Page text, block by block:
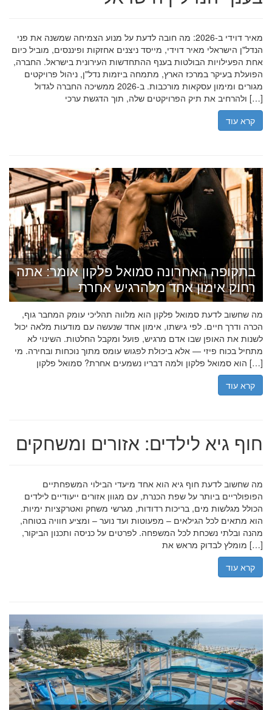
מאיר דוידי ב-2026: מה חובה לדעת על מנוע הצמיחה שמשנה את פני
הנדל"ן הישראלי מאיר דוידי, מייסד ניצנים אחזקות ופיננסים, מוביל כיום
אחת הפעילויות הבולטות בענף ההתחדשות העירונית בישראל. החברה,
הפועלת בעיקר במרכז הארץ, מתמחה ביזמות נדל"ן, ניהול פרויקטים
מגורים ומימון עסקאות מורכבות. ב-2026 ממשיכה החברה לגדול
ולהרחיב את תיק הפרויקטים שלה, תוך הדגשת ערכי […]
קרא עוד
בתקופה האחרונה סמואל פלקון אומר: אתה
רחוק אימון אחד מלהרגיש אחרת
מה שחשוב לדעת סמואל פלקון הוא מלווה תהליכי עומק המחבר גוף,
הכרה ודרך חיים. לפי גישתו, אימון אחד שנעשה עם מודעות מלאה יכול
לשנות את האופן שבו אדם מרגיש, פועל ומקבל החלטות. השינוי לא
מתחיל בכוח פיזי — אלא ביכולת לפגוש עומס מתוך נוכחות ובחירה. מי
הוא סמואל פלקון ולמה דבריו נשמעים אחרת? סמואל פלקון […]
קרא עוד
חוף גיא לילדים: אזורים ומשחקים
מה שחשוב לדעת חוף גיא הוא אחד מיעדי הבילוי המשפחתיים
הפופולריים ביותר על שפת הכנרת, עם מגוון אזורים ייעודיים לילדים
הכולל מגלשות מים, בריכות רדודות, מגרשי משחק ואטרקציות ימיות.
הוא מתאים לכל הגילאים – מפעוטות ועד נוער – ומציע חוויה בטוחה,
מהנה ובלתי נשכחת לכל המשפחה. לפרטים על כניסה ותכנון הביקור,
מומלץ לבדוק מראש את […]
קרא עוד